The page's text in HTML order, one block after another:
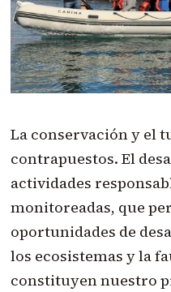
La conservación y el
contrapuestos. El
actividades
monitoreadas, que
oportunidades de
los ecosistemas y la
constituyen nuestro